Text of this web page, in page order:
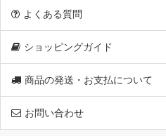
よくある質問
ショッピングガイド
商品の発送・お支払について
お問い合わせ